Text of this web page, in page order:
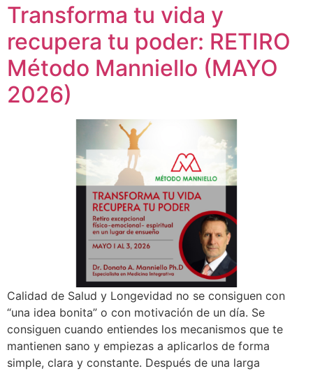
Transforma tu vida y
recupera tu poder: RETIRO
Método Manniello (MAYO
2026)
Calidad de Salud y Longevidad no se consiguen con
“una idea bonita” o con motivación de un día. Se
consiguen cuando entiendes los mecanismos que te
mantienen sano y empiezas a aplicarlos de forma
simple, clara y constante. Después de una larga